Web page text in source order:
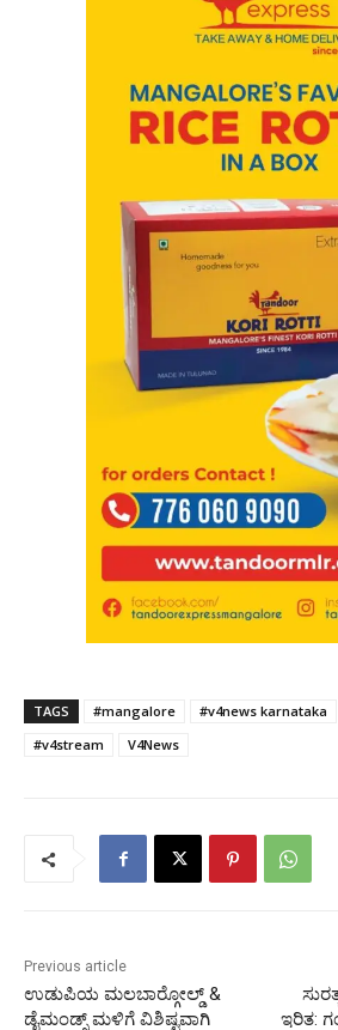
TAGS #mangalore #v4news karnataka
#v4stream
V4News
Previous article
ಉಡುಪಿಯ ಮಲಬಾರ್‍ಗೋಲ್ಡ್ &
ಡೈಮಂಡ್ಸ್ ಮಳಿಗೆ ವಿಶಿಷ್ಟವಾಗಿ
ಇರಿತ: